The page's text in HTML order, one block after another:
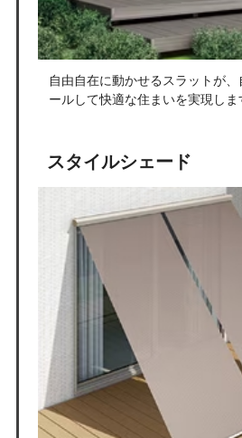
自由自在に動かせるスラットが
ールして快適な住まいを実現しま
スタイルシェード